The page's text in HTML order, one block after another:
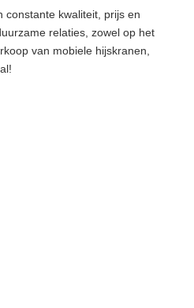
constante kwaliteit, prijs en
relaties, zowel op het
van mobiele hijskranen,